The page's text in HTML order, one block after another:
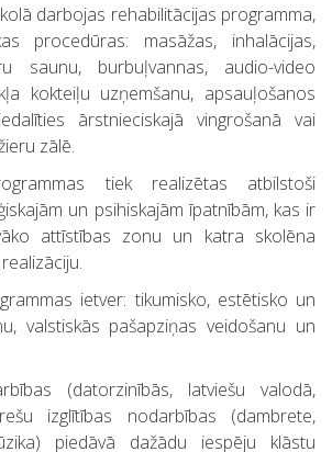
darbojas rehabilitācijas programma,
procedūras: masāžas, inhalācijas,
saunu, burbuļvannas, audio-video
kokteiļu uzņemšanu, apsauļošanos
ārstnieciskajā vingrošanā vai
zālē.
tiek realizētas atbilstoši
un psihiskajām īpatnībām, kas ir
attīstības zonu un katra skolēna
ietver: tikumisko, estētisko un
valstiskās pašapziņas veidošanu un
(datorzinībās, latviešu valodā,
izglītības nodarbības (dambrete,
piedāvā dažādu iespēju klāstu